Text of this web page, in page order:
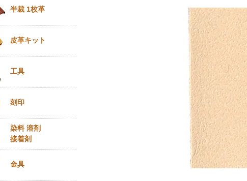
半裁 1枚革
皮革キット
工具
刻印
染料 溶剤
接着剤
金具